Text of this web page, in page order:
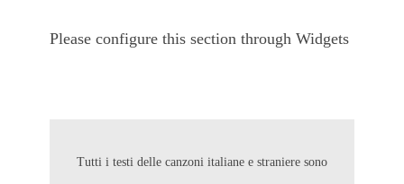
Please configure this section through Widgets
Tutti i testi delle canzoni italiane e straniere sono